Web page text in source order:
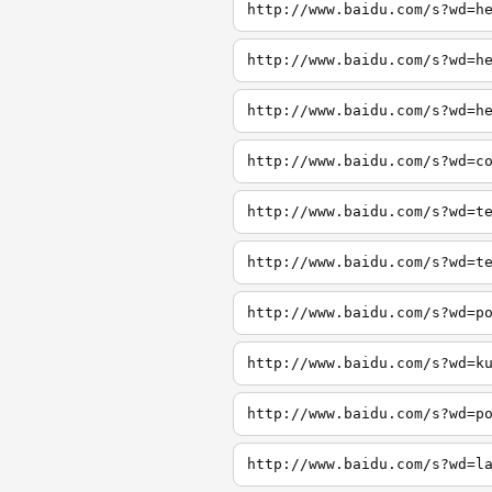
http://www.baidu.com/
http://www.baidu.com/
http://www.baidu.com/
http://www.baidu.com/
http://www.baidu.com/
http://www.baidu.com/
http://www.baidu.com/
http://www.baidu.com/
http://www.baidu.com/
http://www.baidu.com/